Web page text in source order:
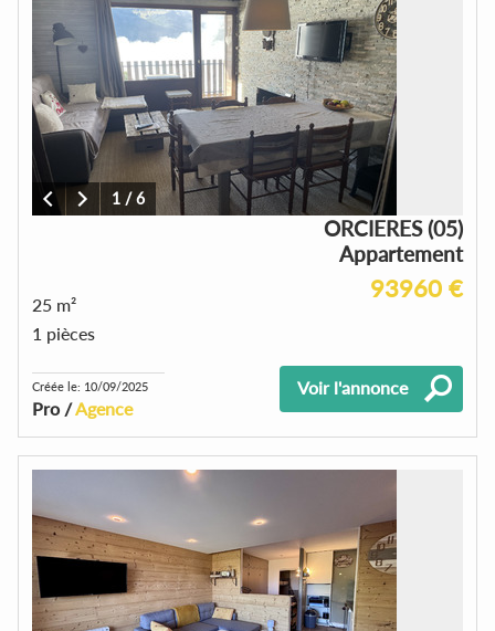
1 /6
ORCIERES (05)
Appartement
93960 €
25 m²
1 pièces
Créée le: 10/09/2025
Pro /Agence
Voir l'annonce